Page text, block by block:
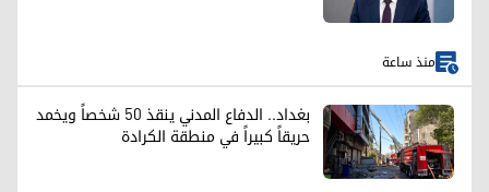
منذ ساعة
بغداد.. الدفاع المدني ينقذ 50 شخصاً ويخمد
حريقاً كبيراً في منطقة الكرادة